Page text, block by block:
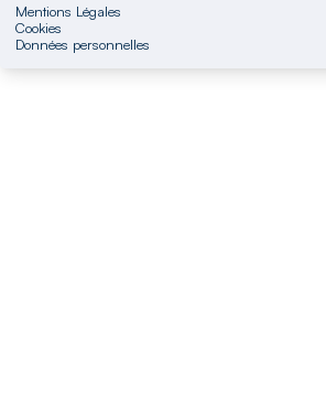
Mentions Légales
Cookies
Données personnelles